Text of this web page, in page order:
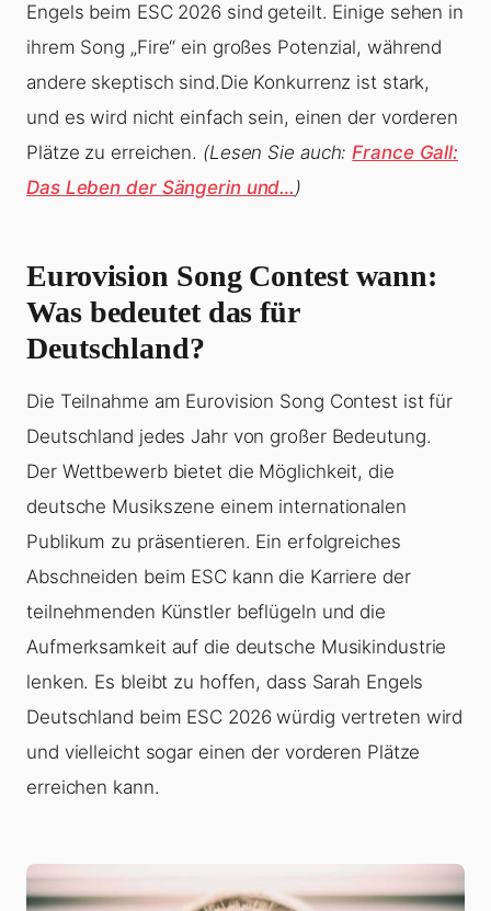
Engels beim ESC 2026 sind geteilt. Einige sehen in
ihrem Song „Fire“ ein großes Potenzial, während
andere skeptisch sind.Die Konkurrenz ist stark,
und es wird nicht einfach sein, einen der vorderen
Plätze zu erreichen. (Lesen Sie auch:France Gall:
Das Leben der Sängerin und…)
Eurovision Song Contest wann:
Was bedeutet das für
Deutschland?
Die Teilnahme am Eurovision Song Contest ist für
Deutschland jedes Jahr von großer Bedeutung.
Der Wettbewerb bietet die Möglichkeit, die
deutsche Musikszene einem internationalen
Publikum zu präsentieren. Ein erfolgreiches
Abschneiden beim ESC kann die Karriere der
teilnehmenden Künstler beflügeln und die
Aufmerksamkeit auf die deutsche Musikindustrie
lenken. Es bleibt zu hoffen, dass Sarah Engels
Deutschland beim ESC 2026 würdig vertreten wird
und vielleicht sogar einen der vorderen Plätze
erreichen kann.